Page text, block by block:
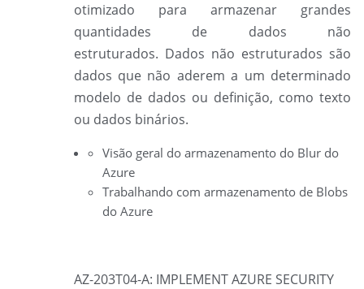
otimizado para armazenar grandes
quantidades de dados não
estruturados. Dados não estruturados são
dados que não aderem a um determinado
modelo de dados ou definição, como texto
ou dados binários.
Visão geral do armazenamento do Blur do
Azure
Trabalhando com armazenamento de Blobs
do Azure
AZ-203T04-A: IMPLEMENT AZURE SECURITY